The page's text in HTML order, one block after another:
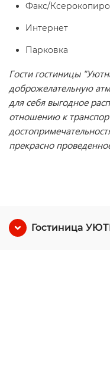
Факс/
Интернет
Парковка
Гости гостиницы
доброжелательную
для себя выгодное
отношению к
прекрасно
Гостиница